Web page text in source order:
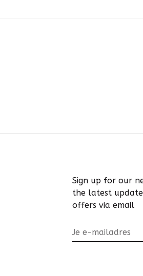
Sign up for our
the latest
offers via email